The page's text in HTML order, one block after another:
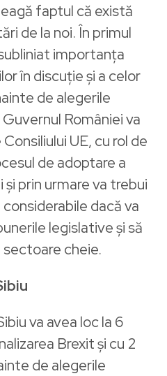
faptul că există
de la noi. În primul
importanța
în discuție și a celor
de alegerile
României va
UE, cu rol de
de adoptare a
prin urmare va trebui
dacă va
legislative și să
sectoare cheie.
va avea loc la 6
Brexit și cu 2
de alegerile